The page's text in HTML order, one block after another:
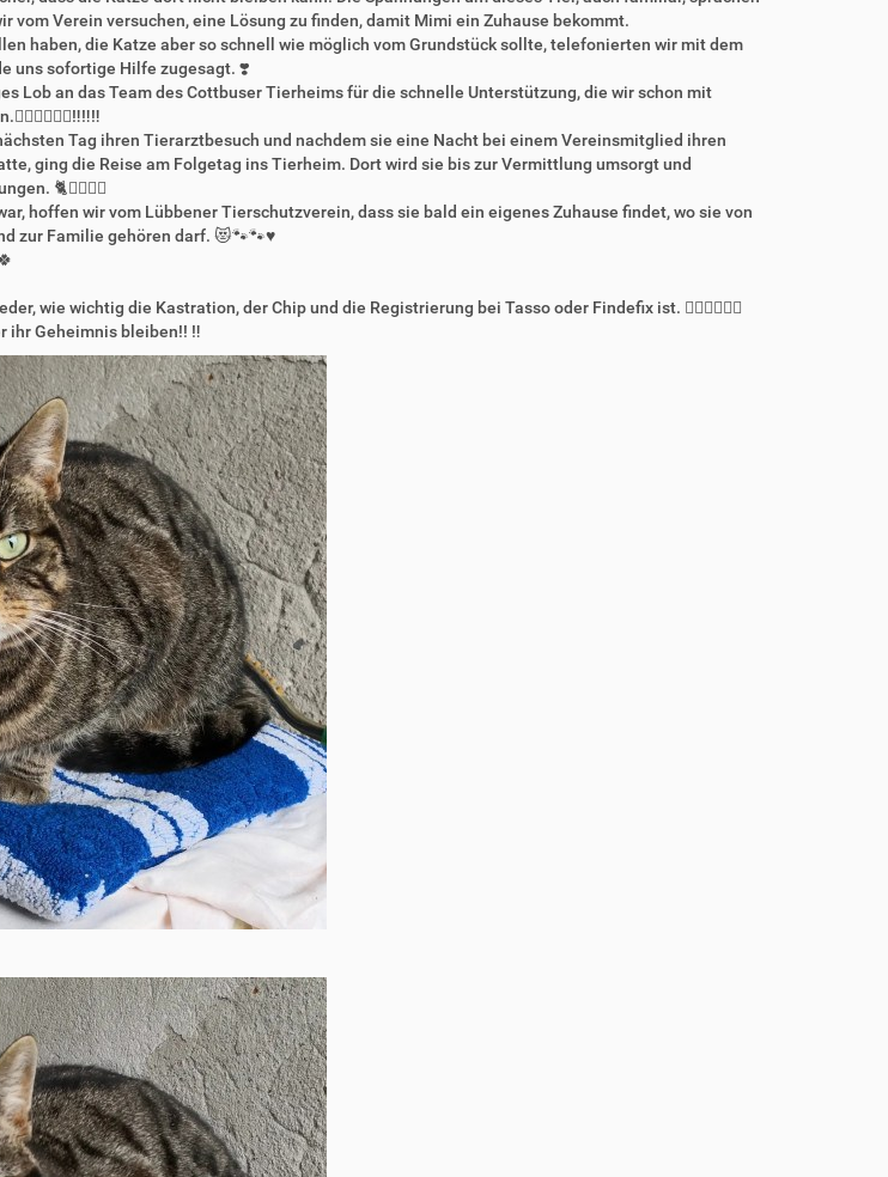
vom Verein versuchen, eine Lösung zu finden, damit Mimi ein Zuhause bekommt.
haben, die Katze aber so schnell wie möglich vom Grundstück sollte, telefonierten wir mit dem
uns sofortige Hilfe zugesagt. ❣️
Lob an das Team des Cottbuser Tierheims für die schnelle Unterstützung, die wir schon mit
Tag ihren Tierarztbesuch und nachdem sie eine Nacht bei einem Vereinsmitglied ihren
ging die Reise am Folgetag ins Tierheim. Dort wird sie bis zur Vermittlung umsorgt und
🐈👍🏻🐾🐾
hoffen wir vom Lübbener Tierschutzverein, dass sie bald ein eigenes Zuhause findet, wo sie von
zur Familie gehören darf. 😻🐾🐾♥️
wie wichtig die Kastration, der Chip und die Registrierung bei Tasso oder Findefix ist. ☝🏻☝🏻☝🏻
ihr Geheimnis bleiben!! ‼️